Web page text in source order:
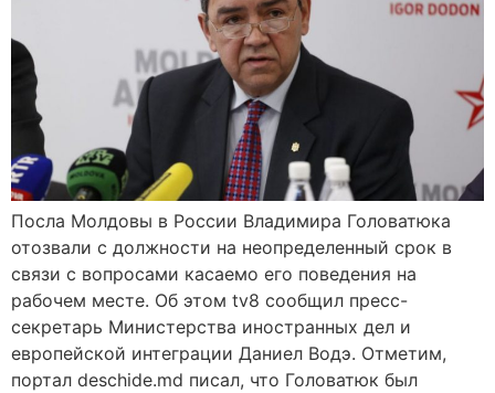
Посла Молдовы в России Владимира Головатюка
отозвали с должности на неопределенный срок в
связи с вопросами касаемо его поведения на
рабочем месте. Об этом tv8 сообщил пресс-
секретарь Министерства иностранных дел и
европейской интеграции Даниел Водэ. Отметим,
портал deschide.md писал, что Головатюк был